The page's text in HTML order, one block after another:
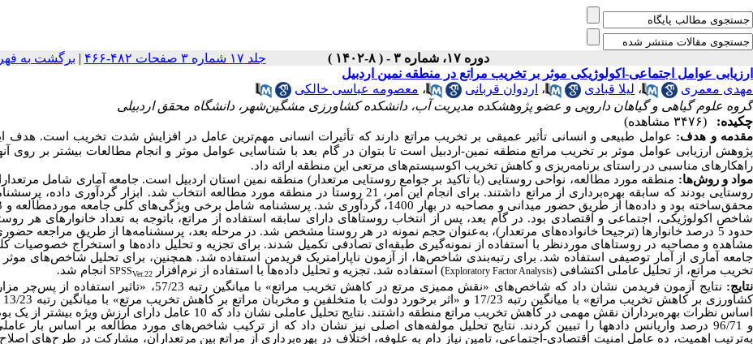
دوره ۱۷، شماره ۳ - ( ۸-۱۴۰۲ ) جلد ۱۷ شماره ۳ صفحات ۴۸۲-۴۶۶ | برگشت به
ارزیابی عوامل اجتماعی-اکولوژیکی موثر بر تخریب مراتع در منطقه نمین اردبیل
مهدی معمری
، لیلا قبادی ، اردوان قربانی ، معصومه عباسی خالکی
گروه علوم گیاهی و گیاهان دارویی و عضو پژوهشکده مدیریت آب، دانشکده کشاورزی مشگین‌شهر، دانشگاه محقق اردبیلی
چکیده:
(۳۴۷۶ مشاهده)
مقدمه و هدف: عوامل طبیعی و انسانی تأثیر عمیقی بر تخریب مراتع دارند که تأثیرات انسانی مهم‌ترین عامل در افزایش شدت تخریب است. هدف
پژوهش ارزیابی عوامل موثر بر تخریب مراتع منطقه نمین-اردبیل است تا بتوان در گام بعد با شناسایی عوامل موثر و انجام مطالعات بیشتر بر روی
راهکارهای مناسبی در راستای برنامه‌ریزی و کاهش تخریب اکوسیستم‌های مرتعی این منطقه ارائه داد.
مواد و روش‌ها: منطقه مورد مطالعه، نواحی روستایی (با تاکید بر جوامع روستایی مرتعدار) منطقه نمین استان اردبیل است. جامعه آماری شامل
روستایی بودند که سابقه بهره‌برداری از مراتع داشتند. برای انجام این امر، 21 روستا در منطقه مورد مطالعه انتخاب شد.
ابزار گردآوری داده،
محقق‌ساخته بود و داده‌ها از طریق حضور میدانی و مصاحبه در بهار 1400، گردآوری شد.
شاخص اکولوژیکی، اجتماعی و اقتصادی بود. در گام بعد، پس از انتخاب روستاهای دارای سابقه استفاده از مراتع، باتوجه به تعداد خانوارهای هر
حدود 5 درصد خانوارها (ترجیحا خانواده‌های مرتعدار)، به‌عنوان حجم نمونه در هر روستا مشخص شد. در مرحله بعد،
پرسشنامه‌ها از طریق مراجعه
مشاهده و مصاحبه در روستاهای موردنظر با استفاده از نمونه‌گیری طبقه‌ای تصادفی تکمیل شدند. برای تجزیه و تحلیل داده‌ها و استخراج خصوصیات
جامعه آماری از آمار توصیفی استفاده شد. برای رتبه‌بندی شاخص‌ها، از آزمون ناپارامتریک فریدمن استفاده شد. همچنین، برای تحلیل شاخص‌های موثر
تخریب مراتع، از تحلیل عاملی اکتشافی (Exploratory Factor Analysis) استفاده شد. تجزیه و تحلیل داده‌ها با استفاده از نرم‌افزار SPSSVer.22
انجام شد.
نتایج: نتایج آزمون فریدمن نشان داد که
شاخص‌های «نقش ممیزی مرتع در کاهش تخریب مراتع» با میانگین رتبه 57/23، «تاثیر استفاده از
کشاورزی بر کاهش تخریب مراتع» با میانگین رتبه 17/23 و «اثر برخورد دولت با متخلفین و مخربان مراتع بر کاهش تخریب مرتع»
اساس نظرات بهره‌برداران نقش مهمی در کاهش تخریب مراتع منطقه‌ داشتند. نتایج تحلیل عاملی نشان داد که 10 عامل دارای ارزش ویژه بیشتر
و 96/71 درصد واریانس­ داده­ها را تبیین کردند. نتایج تحلیل مولفه‌های اصلی نیز نشان داد که از ترکیب شاخص‌های مورد مطالعه بر اساس بار
به‌ترتیب اهمیت، ده عامل امنیت اقتصادی-اجتماعی، تامین نیاز دام به علوفه، اختلاف در بهره‌برداری از مراتع بین مرتعداران، مشارکت در طرح‌های